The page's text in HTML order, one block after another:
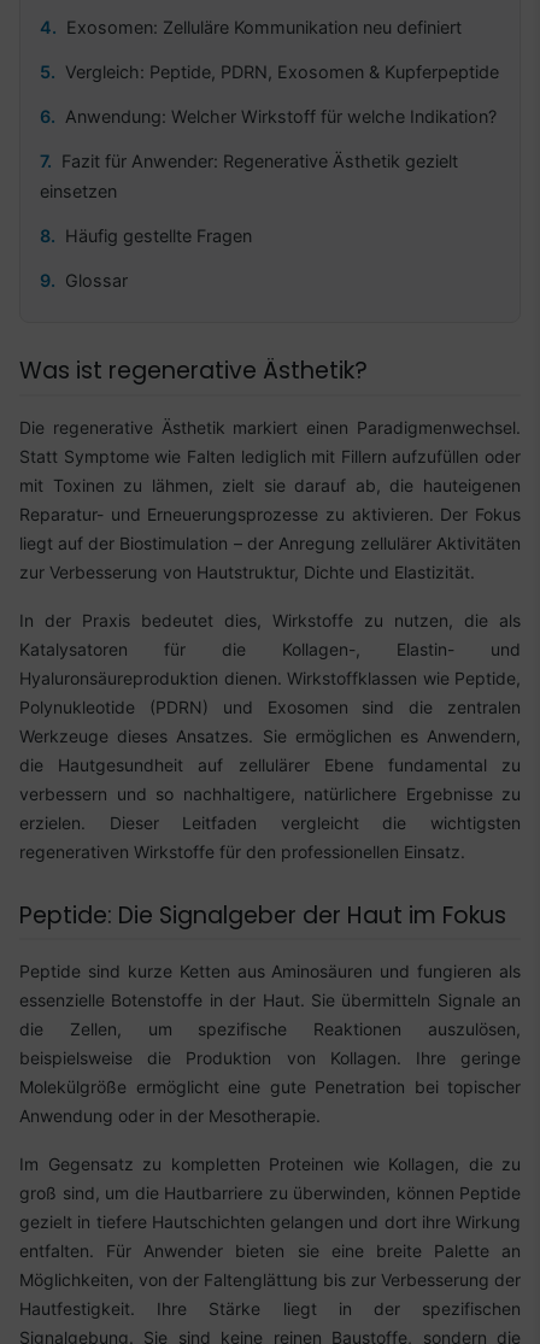
Exosomen: Zelluläre Kommunikation neu definiert
Vergleich: Peptide, PDRN, Exosomen & Kupferpeptide
Anwendung: Welcher Wirkstoff für welche Indikation?
Fazit für Anwender: Regenerative Ästhetik gezielt
einsetzen
Häufig gestellte Fragen
Glossar
Was ist regenerative Ästhetik?
Die regenerative Ästhetik markiert einen Paradigmenwechsel.
Statt Symptome wie Falten lediglich mit Fillern aufzufüllen oder
mit Toxinen zu lähmen, zielt sie darauf ab, die hauteigenen
Reparatur- und Erneuerungsprozesse zu aktivieren. Der Fokus
liegt auf der Biostimulation – der Anregung zellulärer Aktivitäten
zur Verbesserung von Hautstruktur, Dichte und Elastizität.
In der Praxis bedeutet dies, Wirkstoffe zu nutzen, die als
Katalysatoren für die Kollagen-, Elastin- und
Hyaluronsäureproduktion dienen. Wirkstoffklassen wie Peptide,
Polynukleotide (PDRN) und Exosomen sind die zentralen
Werkzeuge dieses Ansatzes. Sie ermöglichen es Anwendern,
die Hautgesundheit auf zellulärer Ebene fundamental zu
verbessern und so nachhaltigere, natürlichere Ergebnisse zu
erzielen. Dieser Leitfaden vergleicht die wichtigsten
regenerativen Wirkstoffe für den professionellen Einsatz.
Peptide: Die Signalgeber der Haut im Fokus
Peptide sind kurze Ketten aus Aminosäuren und fungieren als
essenzielle Botenstoffe in der Haut. Sie übermitteln Signale an
die Zellen, um spezifische Reaktionen auszulösen,
beispielsweise die Produktion von Kollagen. Ihre geringe
Molekülgröße ermöglicht eine gute Penetration bei topischer
Anwendung oder in der Mesotherapie.
Im Gegensatz zu kompletten Proteinen wie Kollagen, die zu
groß sind, um die Hautbarriere zu überwinden, können Peptide
gezielt in tiefere Hautschichten gelangen und dort ihre Wirkung
entfalten. Für Anwender bieten sie eine breite Palette an
Möglichkeiten, von der Faltenglättung bis zur Verbesserung der
Hautfestigkeit. Ihre Stärke liegt in der spezifischen
Signalgebung. Sie sind keine reinen Baustoffe, sondern die